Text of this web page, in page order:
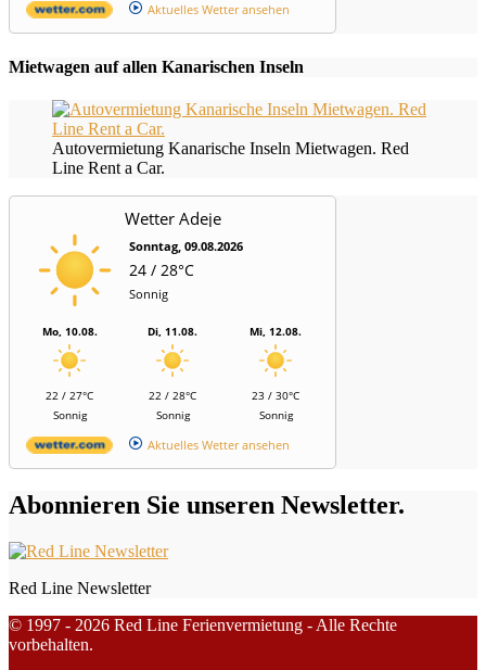
Aktuelles Wetter ansehen
Mietwagen auf allen Kanarischen Inseln
Autovermietung Kanarische Inseln Mietwagen. Red
Line Rent a Car.
Wetter Adeje
Sonntag, 09.08.2026
24 / 28°C
Sonnig
Mo, 10.08.
22 / 27°C
Sonnig
Di, 11.08.
22 / 28°C
Sonnig
Mi, 12.08.
23 / 30°C
Sonnig
Aktuelles Wetter ansehen
Abonnieren Sie unseren Newsletter.
Red Line Newsletter
© 1997 - 2026 Red Line Ferienvermietung - Alle Rechte
vorbehalten.